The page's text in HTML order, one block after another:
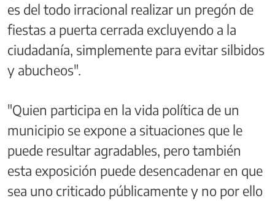
es del todo irracional realizar un pregón de
fiestas a puerta cerrada excluyendo a la
ciudadanía, simplemente para evitar silbidos
y abucheos".
"Quien participa en la vida política de un
municipio se expone a situaciones que le
puede resultar agradables, pero también
esta exposición puede desencadenar en que
sea uno criticado públicamente y no por ello